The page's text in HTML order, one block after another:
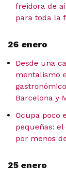
freidora de
para toda la
26 enero
Desde una
mentalismo
Barcelona y
Ocupa poco
pequeñas:
por menos
25 enero